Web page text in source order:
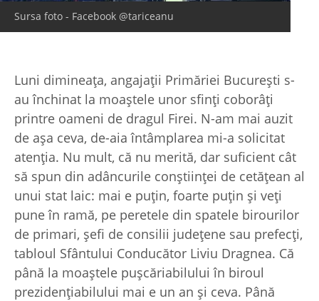
Sursa foto - Facebook @tariceanu
Luni dimineaţa, angajaţii Primăriei Bucureşti s-
au închinat la moaştele unor sfinţi coborâţi
printre oameni de dragul Firei. N-am mai auzit
de aşa ceva, de-aia întâmplarea mi-a solicitat
atenţia. Nu mult, că nu merită, dar suficient cât
să spun din adâncurile conştiinţei de cetăţean al
unui stat laic: mai e puţin, foarte puţin şi veţi
pune în ramă, pe peretele din spatele birourilor
de primari, şefi de consilii judeţene sau prefecţi,
tabloul Sfântului Conducător Liviu Dragnea. Că
până la moaştele puşcăriabilului în biroul
prezidenţiabilului mai e un an şi ceva. Până